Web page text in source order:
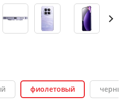
фиолетовый